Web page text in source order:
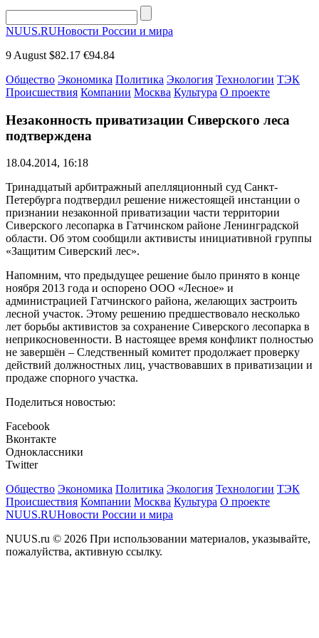
NUUS.RUНовости России и мира
9 August $82.17 €94.84
Общество Экономика Политика Экология Технологии ТЭК
Происшествия Компании Москва Культура О проекте
Незаконность приватизации Сиверского леса
подтверждена
18.04.2014, 16:18
Тринадцатый арбитражный апелляционный суд Санкт-
Петербурга подтвердил решение нижестоящей инстанции о
признании незаконной приватизации части территории
Сиверского лесопарка в Гатчинском районе Ленинградской
области. Об этом сообщили активисты инициативной группы
«Защитим Сиверский лес».
Напомним, что предыдущее решение было принято в конце
ноября 2013 года и оспорено ООО «Лесное» и
администрацией Гатчинского района, желающих застроить
лесной участок. Этому решению предшествовало несколько
лет борьбы активистов за сохранение Сиверского лесопарка в
неприкосновенности. В настоящее время конфликт полностью
не завершён – Следственный комитет продолжает проверку
действий должностных лиц, участвовавших в приватизации и
продаже спорного участка.
Поделиться новостью:
Facebook
Вконтакте
Одноклассники
Twitter
Общество Экономика Политика Экология Технологии ТЭК
Происшествия Компании Москва Культура О проекте
NUUS.RUНовости России и мира
NUUS.ru © 2026 При использовании материалов, указывайте,
пожалуйства, активную ссылку.